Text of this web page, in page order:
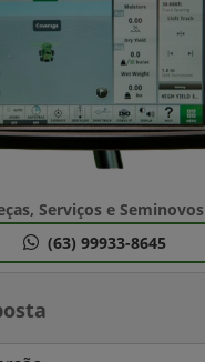
Serviços e Seminovos
(63) 99933-8645